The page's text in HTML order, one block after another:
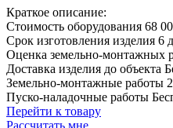
Краткое описание:
Стоимость оборудования 68
Срок изготовления изделия 6
Оценка земельно-монтажных
Доставка изделия до объекта
Земельно-монтажные работы
Пуско-наладочные работы
Перейти к товару
Рассчитать мне